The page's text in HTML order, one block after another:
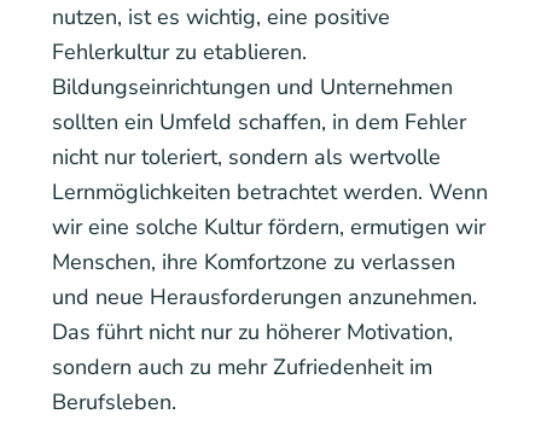
nutzen, ist es wichtig, eine positive
Fehlerkultur zu etablieren.
Bildungseinrichtungen und Unternehmen
sollten ein Umfeld schaffen, in dem Fehler
nicht nur toleriert, sondern als wertvolle
Lernmöglichkeiten betrachtet werden. Wenn
wir eine solche Kultur fördern, ermutigen wir
Menschen, ihre Komfortzone zu verlassen
und neue Herausforderungen anzunehmen.
Das führt nicht nur zu höherer Motivation,
sondern auch zu mehr Zufriedenheit im
Berufsleben.